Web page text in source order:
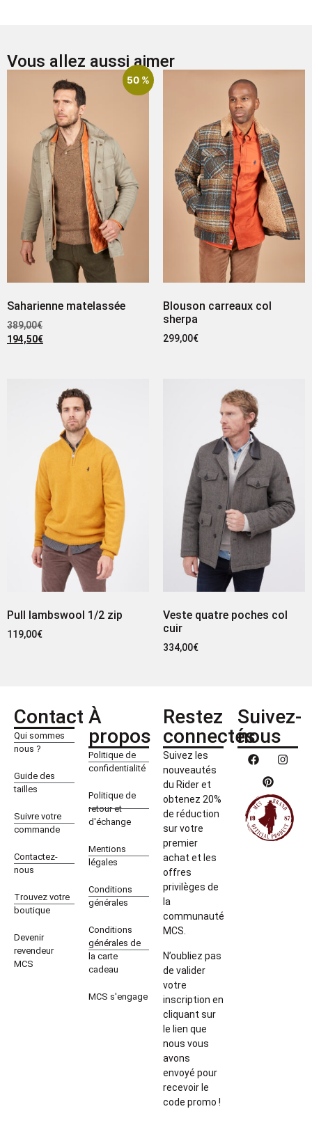
Vous allez aussi aimer
50 %
Saharienne matelassée
389,00€
194,50€
Blouson carreaux col
sherpa
299,00€
Pull lambswool 1/2 zip
119,00€
Veste quatre poches col
cuir
334,00€
Contact
Qui sommes
nous ?
Guide des
tailles
Suivre votre
commande
Contactez-
nous
Trouvez votre
boutique
Devenir
revendeur
MCS
À
propos
Politique de
confidentialité
Politique de
retour et
d'échange
Mentions
légales
Conditions
générales
Conditions
générales de
la carte
cadeau
MCS s'engage
Restez
connectés
Suivez les
nouveautés
du Rider et
obtenez 20%
de réduction
sur votre
premier
achat et les
offres
privilèges de
la
communauté
MCS.
N’oubliez pas
de valider
votre
inscription en
cliquant sur
le lien que
nous vous
avons
envoyé pour
recevoir le
code promo !
Suivez-
nous